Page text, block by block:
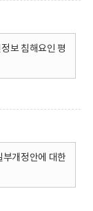
보 침해요인 평
부개정안에 대한